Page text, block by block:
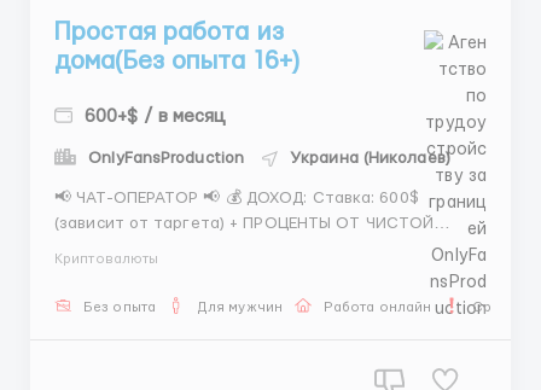
Простая работа из
дома(Без опыта 16+)
600+$ / в месяц
OnlyFansProduction Украина (Николаев)
📢 ЧАТ-ОПЕРАТОР 📢 💰 ДОХОД: Ставка: 600$
(зависит от таргета) + ПРОЦЕНТЫ ОТ ЧИСТОЙ
ПРИБЫЛИ + Бонусы за качество работы = ИТОГ:
чатов и переписок с клиентами Подбор модели
Криптовалюты
Без опыта Для мужчин Работа онлайн Срочная